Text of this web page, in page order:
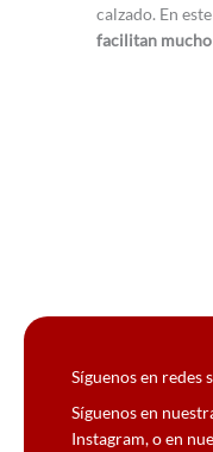
calzado. En
facilitan mucho
Síguenos en redes
Síguenos en
Instagram, o en